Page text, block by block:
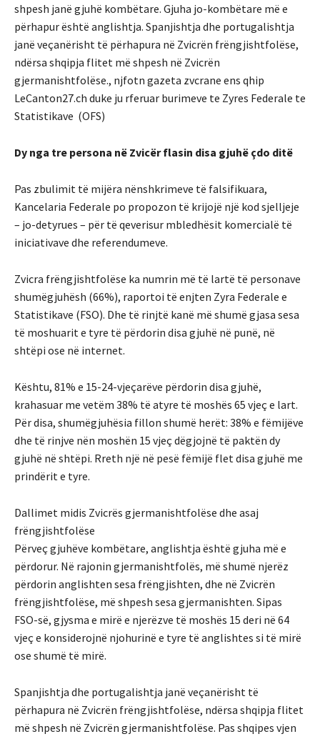
shpesh janë gjuhë kombëtare. Gjuha jo-kombëtare më e
përhapur është anglishtja. Spanjishtja dhe portugalishtja
janë veçanërisht të përhapura në Zvicrën frëngjishtfolëse,
ndërsa shqipja flitet më shpesh në Zvicrën
gjermanishtfolëse., njfotn gazeta zvcrane ens qhip
LeCanton27.ch duke ju rferuar burimeve te Zyres Federale te
Statistikave (OFS)
Dy nga tre persona në Zvicër flasin disa gjuhë çdo ditë
Pas zbulimit të mijëra nënshkrimeve të falsifikuara,
Kancelaria Federale po propozon të krijojë një kod sjelljeje
– jo-detyrues – për të qeverisur mbledhësit komercialë të
iniciativave dhe referendumeve.
Zvicra frëngjishtfolëse ka numrin më të lartë të personave
shumëgjuhësh (66%), raportoi të enjten Zyra Federale e
Statistikave (FSO). Dhe të rinjtë kanë më shumë gjasa sesa
të moshuarit e tyre të përdorin disa gjuhë në punë, në
shtëpi ose në internet.
Kështu, 81% e 15-24-vjeçarëve përdorin disa gjuhë,
krahasuar me vetëm 38% të atyre të moshës 65 vjeç e lart.
Për disa, shumëgjuhësia fillon shumë herët: 38% e fëmijëve
dhe të rinjve nën moshën 15 vjeç dëgjojnë të paktën dy
gjuhë në shtëpi. Rreth një në pesë fëmijë flet disa gjuhë me
prindërit e tyre.
Dallimet midis Zvicrës gjermanishtfolëse dhe asaj
frëngjishtfolëse
Përveç gjuhëve kombëtare, anglishtja është gjuha më e
përdorur. Në rajonin gjermanishtfolës, më shumë njerëz
përdorin anglishten sesa frëngjishten, dhe në Zvicrën
frëngjishtfolëse, më shpesh sesa gjermanishten. Sipas
FSO-së, gjysma e mirë e njerëzve të moshës 15 deri në 64
vjeç e konsiderojnë njohurinë e tyre të anglishtes si të mirë
ose shumë të mirë.
Spanjishtja dhe portugalishtja janë veçanërisht të
përhapura në Zvicrën frëngjishtfolëse, ndërsa shqipja flitet
më shpesh në Zvicrën gjermanishtfolëse. Pas shqipes vjen